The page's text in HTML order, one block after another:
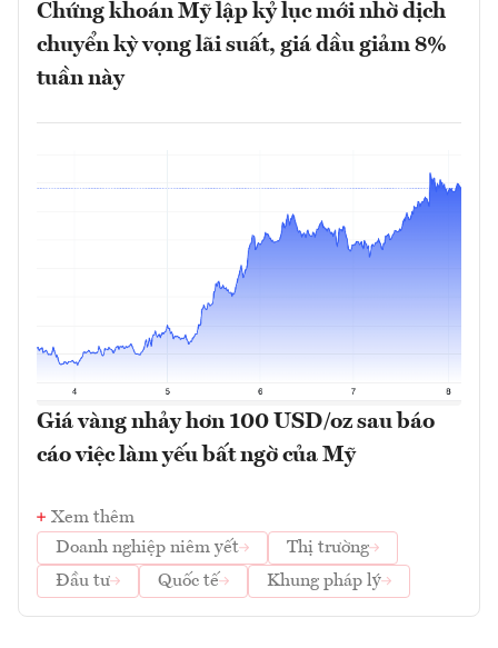
Chứng khoán Mỹ lập kỷ lục mới nhờ dịch
chuyển kỳ vọng lãi suất, giá dầu giảm 8%
tuần này
Giá vàng nhảy hơn 100 USD/oz sau báo
cáo việc làm yếu bất ngờ của Mỹ
Xem thêm
Doanh nghiệp niêm yết
Thị trường
Đầu tư
Quốc tế Khung pháp lý